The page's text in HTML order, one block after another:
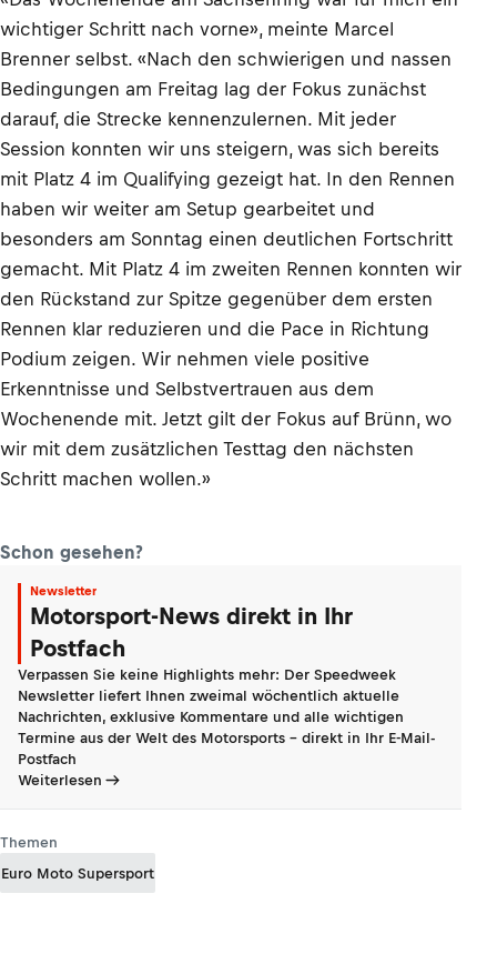
wichtiger Schritt nach vorne», meinte Marcel
Brenner selbst. «Nach den schwierigen und nassen
Bedingungen am Freitag lag der Fokus zunächst
darauf, die Strecke kennenzulernen. Mit jeder
Session konnten wir uns steigern, was sich bereits
mit Platz 4 im Qualifying gezeigt hat. In den Rennen
haben wir weiter am Setup gearbeitet und
besonders am Sonntag einen deutlichen Fortschritt
gemacht. Mit Platz 4 im zweiten Rennen konnten wir
den Rückstand zur Spitze gegenüber dem ersten
Rennen klar reduzieren und die Pace in Richtung
Podium zeigen. Wir nehmen viele positive
Erkenntnisse und Selbstvertrauen aus dem
Wochenende mit. Jetzt gilt der Fokus auf Brünn, wo
wir mit dem zusätzlichen Testtag den nächsten
Schritt machen wollen.»
Schon gesehen?
Newsletter
Motorsport-News direkt in Ihr
Postfach
Verpassen Sie keine Highlights mehr: Der Speedweek
Newsletter liefert Ihnen zweimal wöchentlich aktuelle
Nachrichten, exklusive Kommentare und alle wichtigen
Termine aus der Welt des Motorsports - direkt in Ihr E-Mail-
Postfach
Weiterlesen
Themen
Euro Moto Supersport